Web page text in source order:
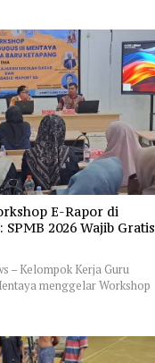
E-Rapor di
2026 Wajib Gratis
– Kelompok Kerja Guru
menggelar Workshop